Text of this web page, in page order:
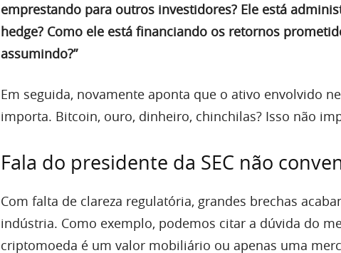
emprestando para outros investidores? Ele está
hedge? Como ele está financiando os retornos
assumindo?”
Em seguida, novamente aponta que o ativo envolvido
importa. Bitcoin, ouro, dinheiro, chinchilas? Isso não
Fala do presidente da SEC não
Com falta de clareza regulatória, grandes brechas
indústria. Como exemplo, podemos citar a dúvida do
criptomoeda é um valor mobiliário ou apenas uma